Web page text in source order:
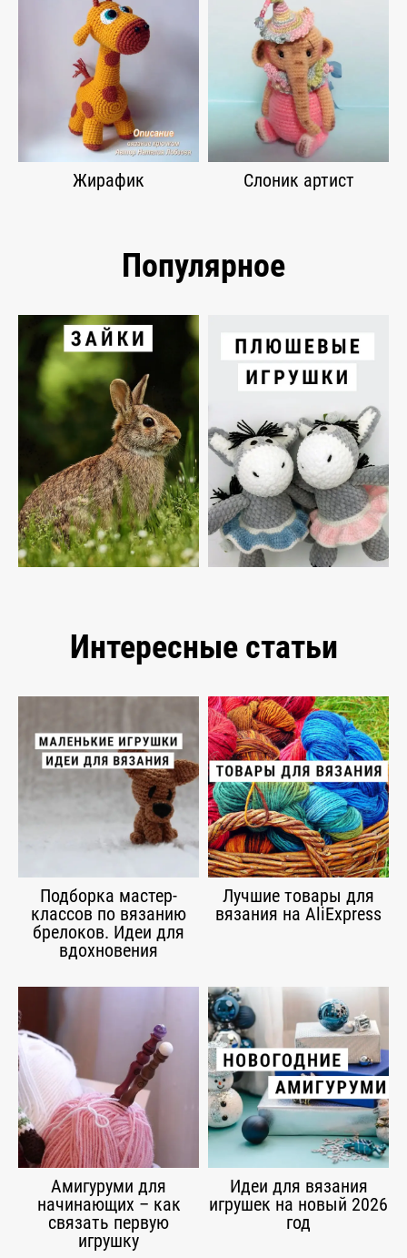
Жирафик Слоник артист
Популярное
Интересные статьи
Подборка мастер-
классов по вязанию
брелоков. Идеи для
вдохновения
Лучшие товары для
вязания на AliExpress
Амигуруми для
начинающих – как
связать первую
игрушку
Идеи для вязания
игрушек на новый 2026
год